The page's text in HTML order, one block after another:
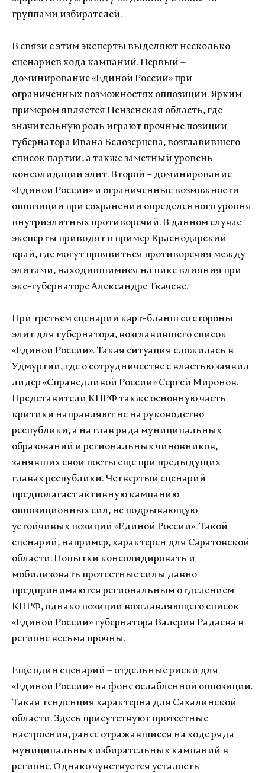
группами избирателей.
В связи с этим эксперты выделяют несколько
сценариев хода кампаний. Первый –
доминирование «Единой России» при
ограниченных возможностях оппозиции. Ярким
примером является Пензенская область, где
значительную роль играют прочные позиции
губернатора Ивана Белозерцева, возглавившего
список партии, а также заметный уровень
консолидации элит. Второй – доминирование
«Единой России» и ограниченные возможности
оппозиции при сохранении определенного уровня
внутриэлитных противоречий. В данном случае
эксперты приводят в пример Краснодарский
край, где могут проявиться противоречия между
элитами, находившимися на пике влияния при
экс-губернаторе Александре Ткачеве.
При третьем сценарии карт-бланш со стороны
элит для губернатора, возглавившего список
«Единой России». Такая ситуация сложилась в
Удмуртии, где о сотрудничестве с властью заявил
лидер «Справедливой России» Сергей Миронов.
Представители КПРФ также основную часть
критики направляют не на руководство
республики, а на глав ряда муниципальных
образований и региональных чиновников,
занявших свои посты еще при предыдущих
главах республики. Четвертый сценарий
предполагает активную кампанию
оппозиционных сил, не подрывающую
устойчивых позиций «Единой России». Такой
сценарий, например, характерен для Саратовской
области. Попытки консолидировать и
мобилизовать протестные силы давно
предпринимаются региональным отделением
КПРФ, однако позиции возглавляющего список
«Единой России» губернатора Валерия Радаева в
регионе весьма прочны.
Еще один сценарий – отдельные риски для
«Единой России» на фоне ослабленной оппозиции.
Такая тенденция характерна для Сахалинской
области. Здесь присутствуют протестные
настроения, ранее отражавшиеся на ходе ряда
муниципальных избирательных кампаний в
регионе. Однако чувствуется усталость